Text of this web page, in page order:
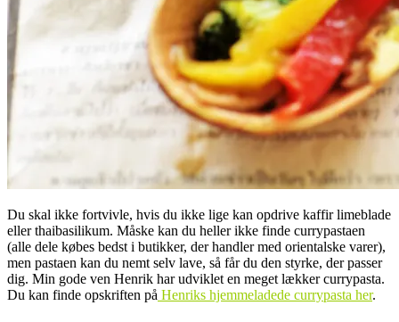
Du skal ikke fortvivle, hvis du ikke lige kan opdrive kaffir limeblade
eller thaibasilikum. Måske kan du heller ikke finde currypastaen
(alle dele købes bedst i butikker, der handler med orientalske varer),
men pastaen kan du nemt selv lave, så får du den styrke, der passer
dig. Min gode ven Henrik har udviklet en meget lækker currypasta.
Du kan finde opskriften på Henriks hjemmeladede currypasta her.